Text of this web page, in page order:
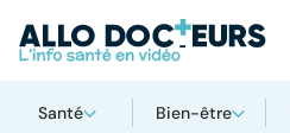
Santé Bien-être